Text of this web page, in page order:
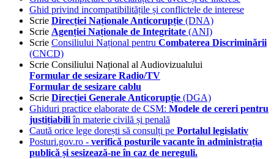
Ghid privind incompatibilitățile și conflictele de interese
Scrie Direcției Naționale Anticorupție (DNA)
Scrie Agenției Naționale de Integritate (ANI)
Scrie Consiliului Național pentru Combaterea Discriminării
(CNCD)
Scrie Consiliului Național al Audiovizualului
Formular de sesizare Radio/TV
Formular de sesizare cablu
Scrie Direcției Generale Anticorupție (DGA)
Ghiduri practice elaborate de CSM: Modele de cereri pentru
justițiabiliîn materie civilă și penală
Caută orice lege dorești să consulți pe Portalul legislativ
Posturi.gov.ro - verifică posturile vacante în administrația
publică și sesizează-ne în caz de nereguli.